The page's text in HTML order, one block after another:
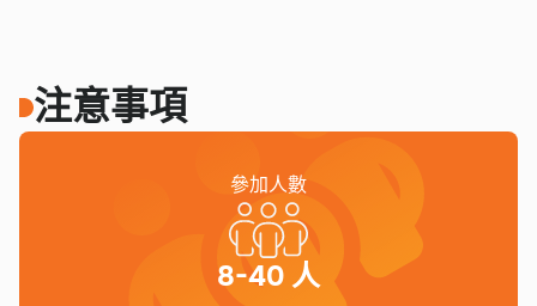
注意事項
參加人數
8-40 人